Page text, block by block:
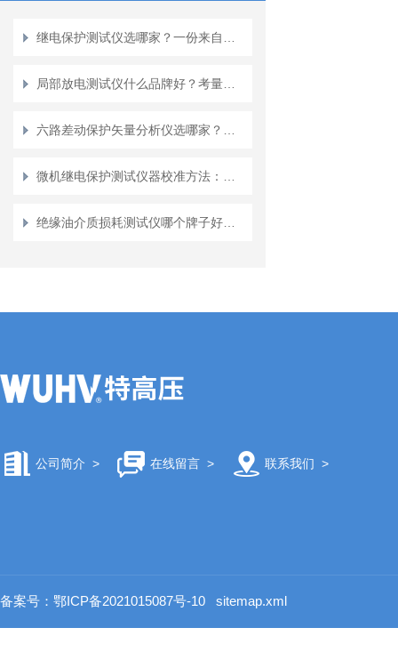
公司简介 > 在线留言> 联系我们 >
备案号：鄂ICP备2021015087号-10 sitemap.xml